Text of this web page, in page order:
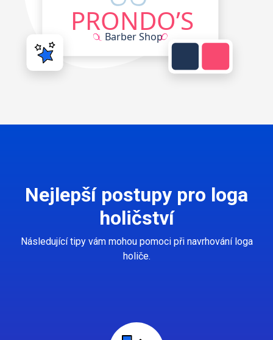
Nejlepší postupy pro loga
holičství
Následující tipy vám mohou pomoci při navrhování loga
holiče.